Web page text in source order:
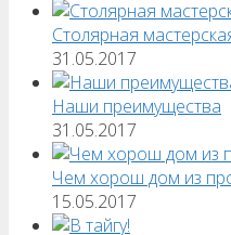
Столярная
31.05.2017
Наши преимущества
31.05.2017
Чем хорош дом из
15.05.2017